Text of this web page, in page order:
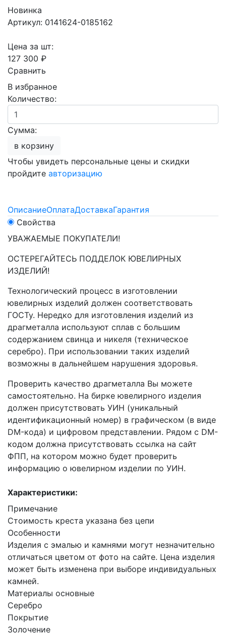
Новинка
Артикул: 0141624-0185162
Цена за шт:
127 300 ₽
Сравнить
В избранное
Количество:
Сумма:
в корзину
Чтобы увидеть персональные цены и скидки
пройдите авторизацию
ОписаниеОплатаДоставкаГарантия
Свойства
УВАЖАЕМЫЕ ПОКУПАТЕЛИ!
ОСТЕРЕГАЙТЕСЬ ПОДДЕЛОК ЮВЕЛИРНЫХ
ИЗДЕЛИЙ!
Технологический процесс в изготовлении
ювелирных изделий должен соответствовать
ГОСТу. Нередко для изготовления изделий из
драгметалла используют сплав с большим
содержанием свинца и никеля (техническое
серебро). При использовании таких изделий
возможны в дальнейшем нарушения здоровья.
Проверить качество драгметалла Вы можете
самостоятельно. На бирке ювелирного изделия
должен присутствовать УИН (уникальный
идентификационный номер) в графическом (в виде
DM-кода) и цифровом представлении. Рядом с DM-
кодом должна присутствовать ссылка на сайт
ФПП, на котором можно будет проверить
информацию о ювелирном изделии по УИН.
Характеристики:
Примечание
Стоимость креста указана без цепи
Особенности
Изделия с эмалью и камнями могут незначительно
отличаться цветом от фото на сайте. Цена изделия
может быть изменена при выборе индивидуальных
камней.
Материалы основные
Серебро
Покрытие
Золочение